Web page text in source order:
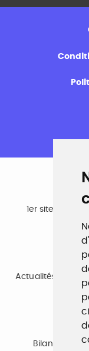
1er site
Actualités, guide
Bilan de